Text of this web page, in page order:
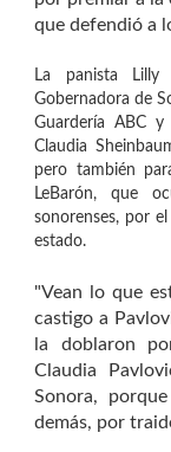
que defendió a
La panista
Gobernadora de
Guardería ABC
Claudia
pero también
LeBarón, que
sonorenses, por
estado.
"Vean lo que
castigo a
la doblaron
Claudia
Sonora,
demás, por